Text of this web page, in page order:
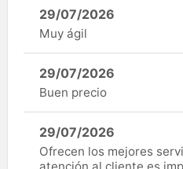
29/07/2026
Muy ágil
29/07/2026
Buen precio
29/07/2026
Ofrecen los mejores